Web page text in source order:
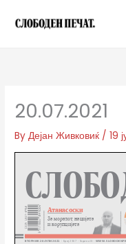
20.07.2021
ByДејан Живковиќ /19